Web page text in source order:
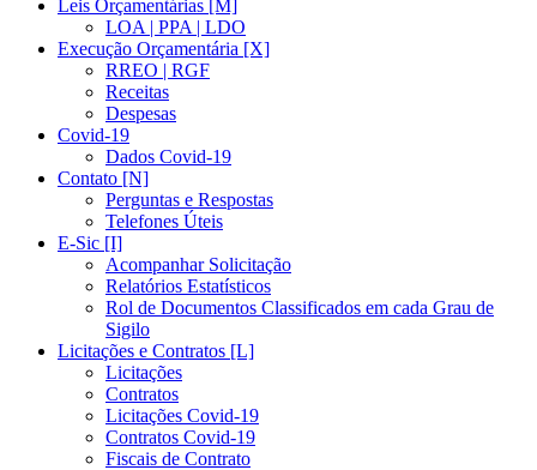
Leis Orçamentárias [M]
LOA | PPA | LDO
Execução Orçamentária [X]
RREO | RGF
Receitas
Despesas
Covid-19
Dados Covid-19
Contato [N]
Perguntas e Respostas
Telefones Úteis
E-Sic [I]
Acompanhar Solicitação
Relatórios Estatísticos
Rol de Documentos Classificados em cada Grau de
Sigilo
Licitações e Contratos [L]
Licitações
Contratos
Licitações Covid-19
Contratos Covid-19
Fiscais de Contrato